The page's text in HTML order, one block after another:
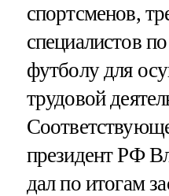
спортсменов,
специалистов
футболу для
трудовой
президент РФ
дал по итогам